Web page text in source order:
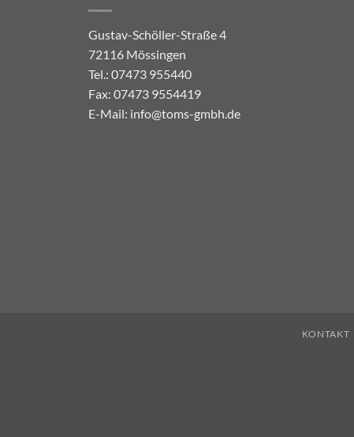
Gustav-Schöller-Straße 4
72116 Mössingen
Tel.: 07473 955440
Fax: 07473 9554419
E-Mail: info@toms-gmbh.de
KONTAKT